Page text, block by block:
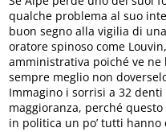
qualche problema al suo
buon segno alla vigilia di
oratore spinoso come
amministrativa poiché ve
sempre meglio non
Immagino i sorrisi a 32
maggioranza, perché
in politica un po’ tutti